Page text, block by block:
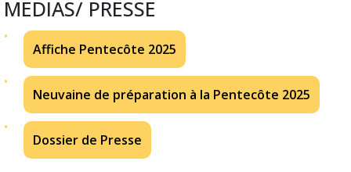
MEDIAS/ PRESSE
Affiche Pentecôte 2025
Neuvaine de préparation à la Pentecôte 2025
Dossier de Presse